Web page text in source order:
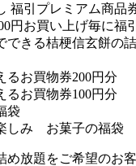
福引プレミアム商品
円お買い上げ毎に福
きる桔梗信玄餅の詰
お買物券200円分
お買物券100円分
袋
しみ お菓子の福袋
放題をご希望のお